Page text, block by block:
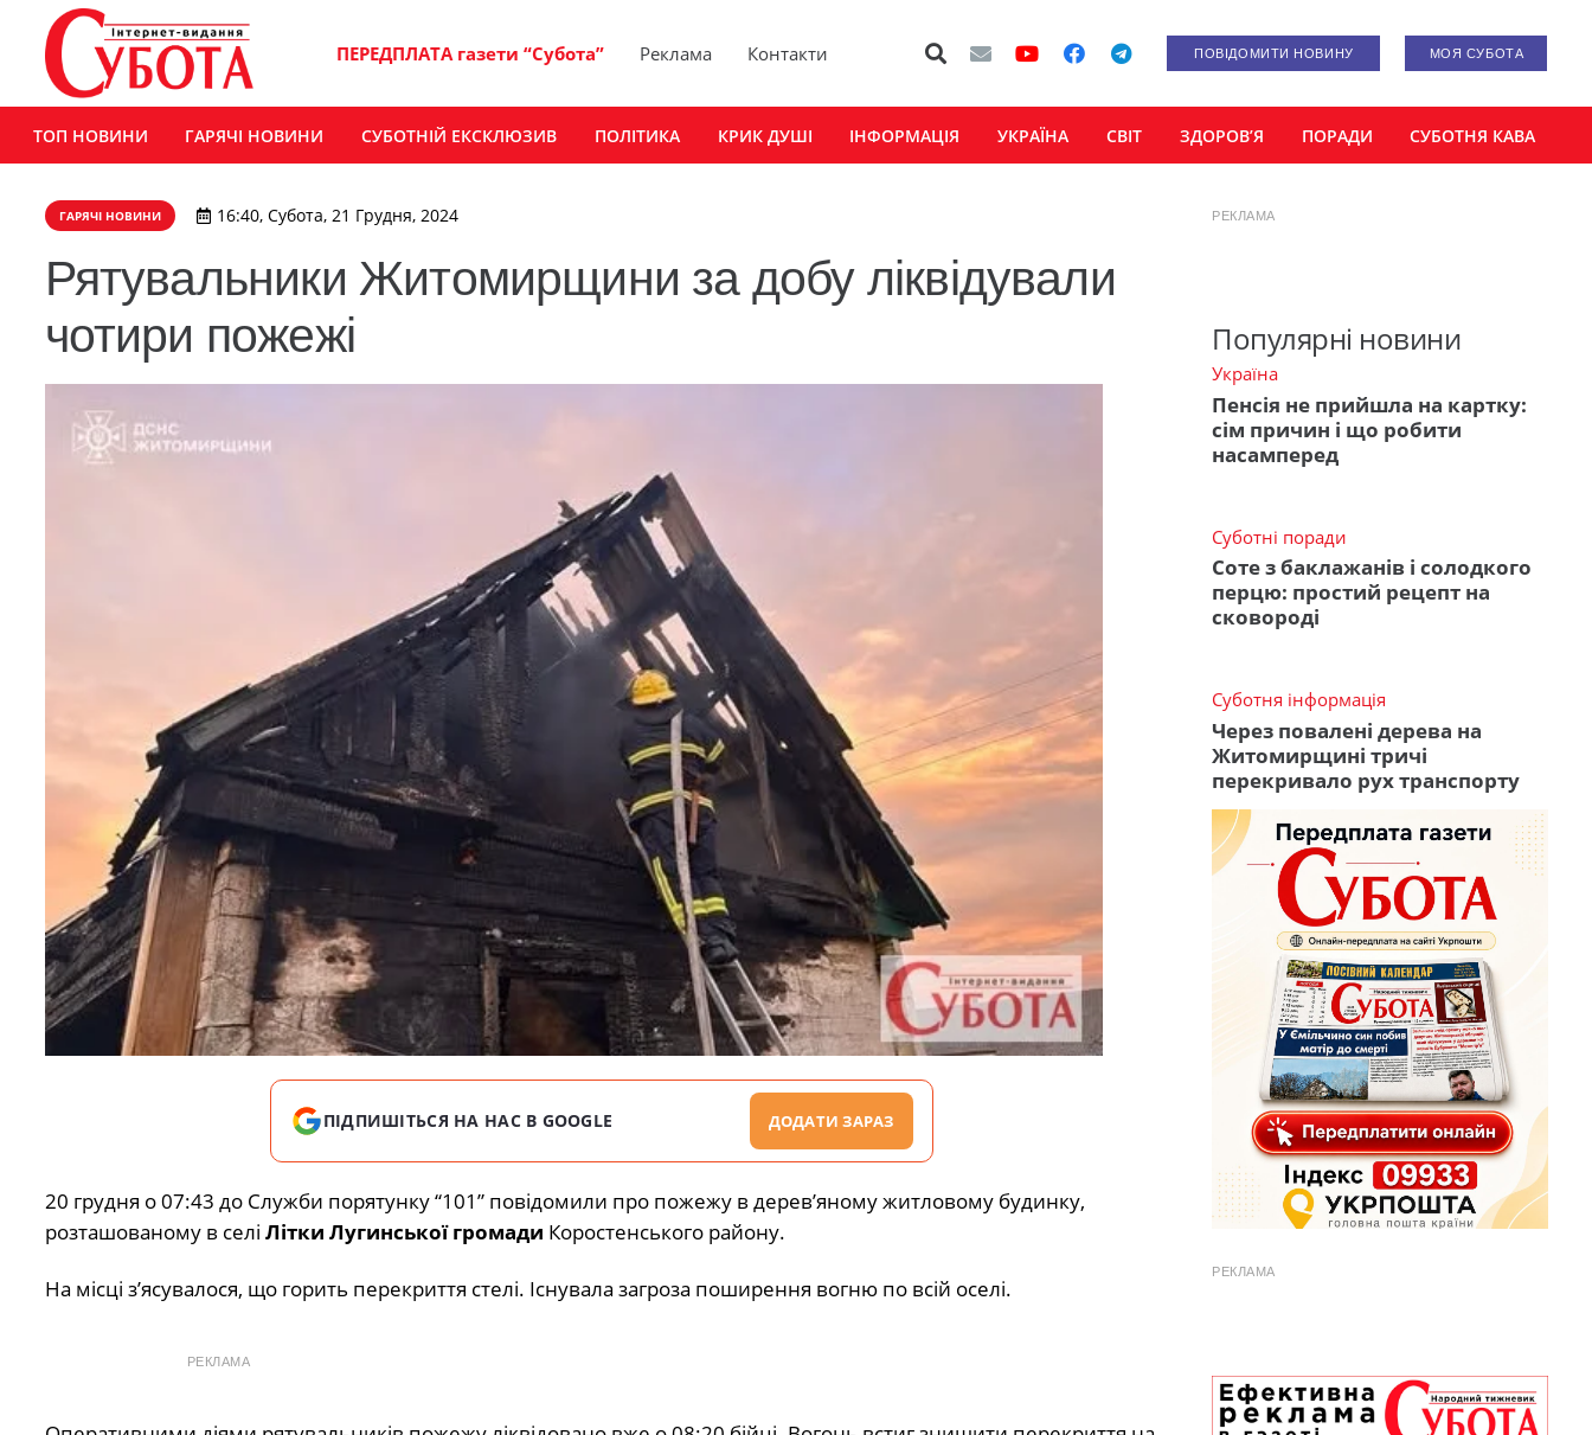
ПЕРЕДПЛАТА газети “Субота” Реклама Контакти ПОВІДОМИТИ НОВИНУ МОЯ СУБОТА
ТОП НОВИНИ ГАРЯЧІ НОВИНИ СУБОТНІЙ ЕКСКЛЮЗИВ ПОЛІТИКА КРИК ДУШІ ІНФОРМАЦІЯ УКРАЇНА СВІТ ЗДОРОВ’Я ПОРАДИ СУБОТНЯ КАВА
ГАРЯЧІ НОВИНИ 16:40, Субота, 21 Грудня, 2024
Рятувальники Житомирщини за добу ліквідували
чотири пожежі
ПІДПИШІТЬСЯ НА НАС В GOOGLE ДОДАТИ ЗАРАЗ
20 грудня о 07:43 до Служби порятунку “101” повідомили про пожежу в дерев’яному житловому будинку,
розташованому в селі Літки Лугинської громади Коростенського району.
На місці зʼясувалося, що горить перекриття стелі. Існувала загроза поширення вогню по всій оселі.
РЕКЛАМА
РЕКЛАМА
Популярні новини
Україна
Пенсія не прийшла на картку:
сім причин і що робити
насамперед
Суботні поради
Соте з баклажанів і солодкого
перцю: простий рецепт на
сковороді
Суботня інформація
Через повалені дерева на
Житомирщині тричі
перекривало рух транспорту
РЕКЛАМА